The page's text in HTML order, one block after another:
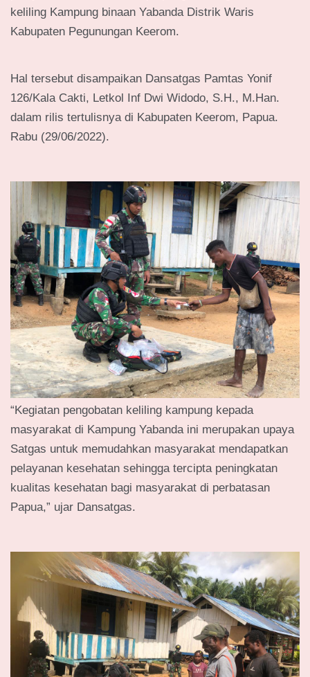
keliling Kampung binaan Yabanda Distrik Waris
Kabupaten Pegunungan Keerom.
Hal tersebut disampaikan Dansatgas Pamtas Yonif
126/Kala Cakti, Letkol Inf Dwi Widodo, S.H., M.Han.
dalam rilis tertulisnya di Kabupaten Keerom, Papua.
Rabu (29/06/2022).
“Kegiatan pengobatan keliling kampung kepada
masyarakat di Kampung Yabanda ini merupakan upaya
Satgas untuk memudahkan masyarakat mendapatkan
pelayanan kesehatan sehingga tercipta peningkatan
kualitas kesehatan bagi masyarakat di perbatasan
Papua,” ujar Dansatgas.